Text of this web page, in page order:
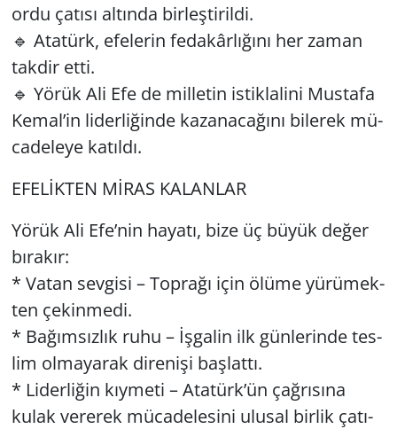
ordu ça­tı­sı al­tın­da bir­leş­ti­ril­di.
🔹 Ata­türk, efe­le­rin fe­da­kâr­lı­ğı­nı her zaman
tak­dir etti.
🔹 Yörük Ali Efe de mil­le­tin is­tik­la­li­ni Mus­ta­fa
Kemal’in li­der­li­ğin­de ka­za­na­ca­ğı­nı bi­le­rek mü­
ca­de­le­ye ka­tıl­dı.
EFELİKTEN MİRAS KA­LAN­LAR
Yörük Ali Efe’nin ha­ya­tı, bize üç büyük değer
bı­ra­kır:
* Vatan sev­gi­si – Top­ra­ğı için ölüme yü­rü­mek­
ten çe­kin­me­di.
* Ba­ğım­sız­lık ruhu – İşga­lin ilk gün­le­rin­de tes­
lim ol­ma­ya­rak di­re­ni­şi baş­lat­tı.
* Li­der­li­ğin kıy­me­ti – Ata­türk’ün çağ­rı­sı­na
kulak ve­re­rek mü­ca­de­le­si­ni ulu­sal bir­lik ça­tı­